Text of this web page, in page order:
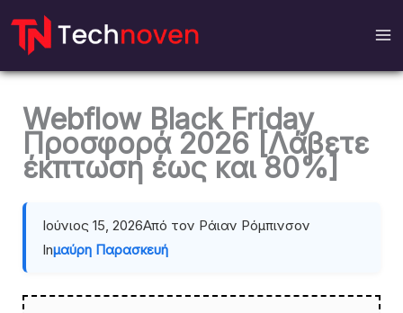
Μετάβαση
περιεχόμενο
Webflow Black Friday
Προσφορά 2026 [Λάβετε
έκπτωση έως και 80%]
Ιούνιος 15, 2026Από τον Ράιαν Ρόμπινσον
Inμαύρη Παρασκευή